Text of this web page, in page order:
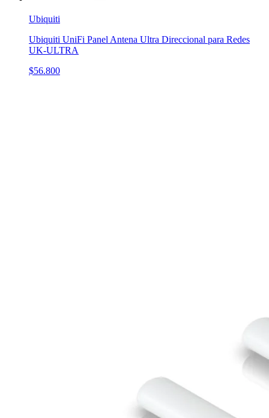
Ubiquiti
Ubiquiti UniFi Panel Antena Ultra Direccional para Redes
UK-ULTRA
$56.800